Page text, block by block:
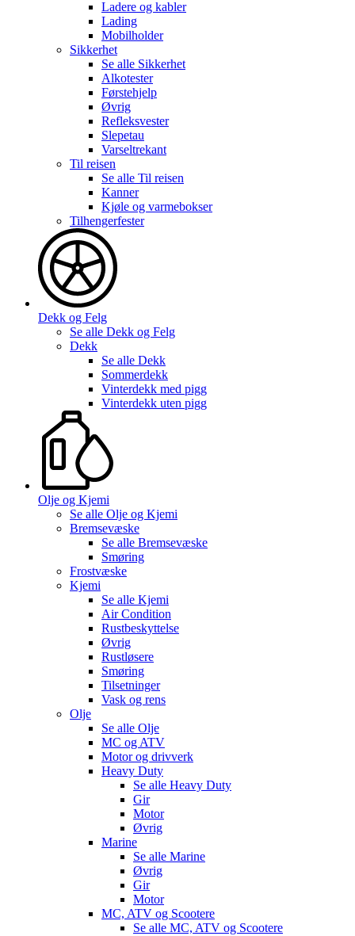
Ladere og kabler
Lading
Mobilholder
Sikkerhet
Se alle Sikkerhet
Alkotester
Førstehjelp
Øvrig
Refleksvester
Slepetau
Varseltrekant
Til reisen
Se alle Til reisen
Kanner
Kjøle og varmebokser
Tilhengerfester
Dekk og Felg
Se alle Dekk og Felg
Dekk
Se alle Dekk
Sommerdekk
Vinterdekk med pigg
Vinterdekk uten pigg
Olje og Kjemi
Se alle Olje og Kjemi
Bremsevæske
Se alle Bremsevæske
Smøring
Frostvæske
Kjemi
Se alle Kjemi
Air Condition
Rustbeskyttelse
Øvrig
Rustløsere
Smøring
Tilsetninger
Vask og rens
Olje
Se alle Olje
MC og ATV
Motor og drivverk
Heavy Duty
Se alle Heavy Duty
Gir
Motor
Øvrig
Marine
Se alle Marine
Øvrig
Gir
Motor
MC, ATV og Scootere
Se alle MC, ATV og Scootere